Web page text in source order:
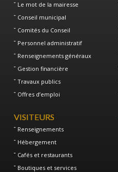
Le mot de la mairesse
Conseil municipal
Comités du Conseil
Personnel administratif
Renseignements généraux
Gestion financière
Travaux publics
Offres d’emploi
VISITEURS
Renseignements
Hébergement
Cafés et restaurants
Boutiques et services